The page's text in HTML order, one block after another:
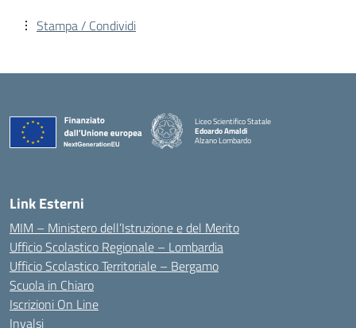
Stampa / Condividi
Liceo Scientifico Statale
Edoardo Amaldi
Alzano Lombardo
Link Esterni
MIM – Ministero dell’Istruzione e del Merito
Ufficio Scolastico Regionale – Lombardia
Ufficio Scolastico Territoriale – Bergamo
Scuola in Chiaro
Iscrizioni On Line
Invalsi